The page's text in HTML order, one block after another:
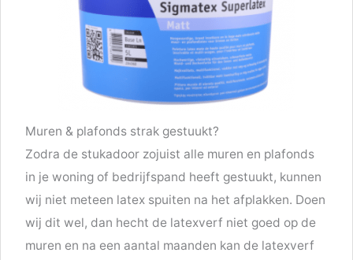
Muren & plafonds strak gestuukt?
Zodra de stukadoor zojuist alle muren en plafonds
in je woning of bedrijfspand heeft gestuukt, kunnen
wij niet meteen latex spuiten na het afplakken. Doen
wij dit wel, dan hecht de latexverf niet goed op de
muren en na een aantal maanden kan de latexverf